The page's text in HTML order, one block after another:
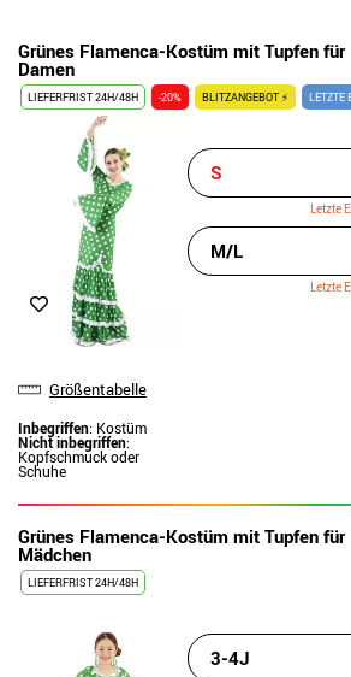
Grünes Flamenca-Kostüm mit Tupfen für
Damen
LIEFERFRIST 24H/48H -20% BLITZANGEBOT ⚡ LETZTE
Größentabelle
Inbegriffen: Kostüm
Nicht inbegriffen:
Kopfschmuck oder
Schuhe
S
Letzte
M/L
Letzte
Grünes Flamenca-Kostüm mit Tupfen für
Mädchen
LIEFERFRIST 24H/48H
3-4J